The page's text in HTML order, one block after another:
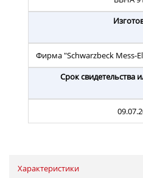
Фирма "Schwarzbeck Mess-
Срок свидетельства
Характеристики